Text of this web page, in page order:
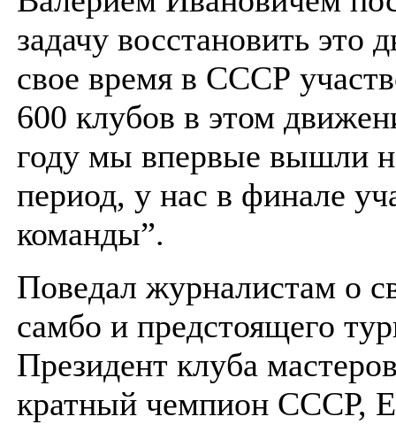
задачу восстановить это
свое время в СССР
600 клубов в этом
году мы впервые вышли
период, у нас в финале
команды”.
Поведал журналистам о
самбо и предстоящего
Президент клуба
кратный чемпион СССР,